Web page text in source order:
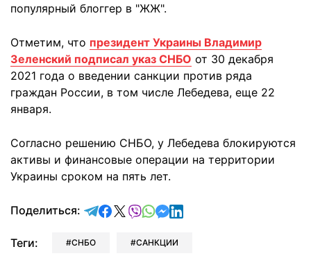
популярный блоггер в "ЖЖ".
Отметим, что президент Украины Владимир
Зеленский подписал указ СНБО от 30 декабря
2021 года о введении санкции против ряда
граждан России, в том числе Лебедева, еще 22
января.
Согласно решению СНБО, у Лебедева блокируются
активы и финансовые операции на территории
Украины сроком на пять лет.
Поделиться: отправить в Telegram
поделиться в Facebook
поделиться в X
отправить в Viber
отправить в Whatsapp
отправить в Messenger
отправить в LinkedIn
Теги: СНБО САНКЦИИ